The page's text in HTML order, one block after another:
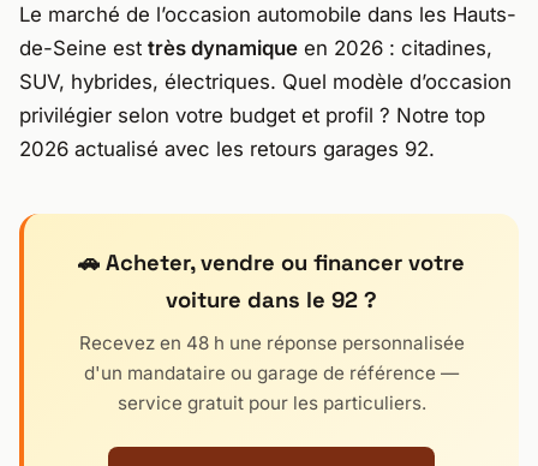
Le marché de l’occasion automobile dans les Hauts-
de-Seine est très dynamique en 2026 : citadines,
SUV, hybrides, électriques. Quel modèle d’occasion
privilégier selon votre budget et profil ? Notre top
2026 actualisé avec les retours garages 92.
🚗 Acheter, vendre ou financer votre
voiture dans le 92 ?
Recevez en 48 h une réponse personnalisée
d'un mandataire ou garage de référence —
service gratuit pour les particuliers.